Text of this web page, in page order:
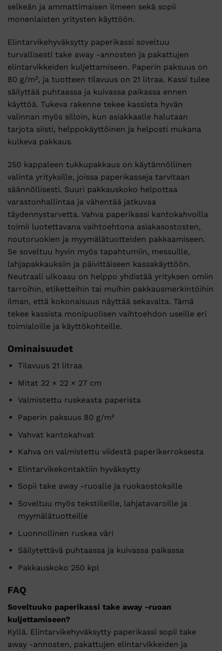
selkeän ja ammattimaisen ilmeen sekä sopii
monenlaisten yritysten käyttöön.
Elintarvikehyväksytty paperikassi soveltuu
turvallisesti take away -annosten ja pakattujen
elintarvikkeiden kuljettamiseen. Paperin paksuus on
80 g/m², ja tuotteen tilavuus on 21 litraa. Kassi tulee
säilyttää puhtaassa ja kuivassa paikassa ennen
käyttöä. Tukeva rakenne tekee kassista hyvän
valinnan myös silloin, kun asiakkaalle halutaan
tarjota siisti, helppokäyttöinen ja helposti mukana
kulkeva pakkaus.
250 kappaleen tukkupakkaus on käytännöllinen
valinta yrityksille, joissa paperikasseja tarvitaan
säännöllisesti. Suuri pakkauskoko helpottaa
varastonhallintaa ja vähentää jatkuvaa
täydennystarvetta. Vahva paperikassi kantokahvoilla
toimii luotettavana vaihtoehtona asiakasostosten,
noutoruokien ja myymälätuotteiden pakkaamiseen.
Se soveltuu hyvin myös tapahtumiin, messuille,
lahjapakkauksiin ja päivittäiseen kassakäyttöön.
Neutraali ulkoasu on helppo yhdistää yrityksen omiin
tarroihin, etiketteihin tai muihin pakkausmerkintöihin
ilman, että kokonaisuus näyttää sekavalta. Tämä
tekee kassista monipuolisen vaihtoehdon useille eri
toimialoille ja käyttökohteille.
Ominaisuudet
Tilavuus 21 litraa
Mitat 32 × 22 × 27 cm
Valmistettu ruskeasta paperista
Paperin paksuus 80 g/m²
Vahvat kantokahvat
Kahva on valmistettu viidestä paperikerroksesta
Elintarvikekontaktiin hyväksytty
Sopii take away -ruoalle ja ruokaostoksille
Soveltuu myös tekstiileille, lahjatavaroille ja
myymälätuotteille
Luonnollinen ruskea väri
Säilytettävä puhtaassa ja kuivassa paikassa
Pakkauskoko 250 kpl
FAQ
Soveltuuko paperikassi take away -ruoan
kuljettamiseen?
Kyllä. Elintarvikehyväksytty paperikassi sopii take
away -annosten, pakattujen elintarvikkeiden ja